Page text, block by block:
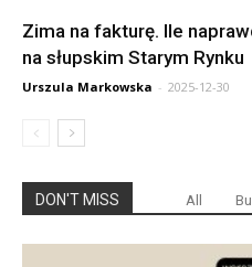
Zima na fakturę. Ile
na słupskim Starym Rynku
Urszula Markowska - 2025-12-30
DON'T MISS All